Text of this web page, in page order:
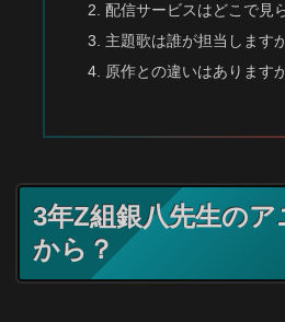
配信サービスはどこで見
主題歌は誰が担当します
原作との違いはあります
3年Z組銀八先生の
から？